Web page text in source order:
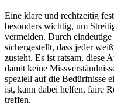
Eine klare und rechtzeitig
besonders wichtig, um
vermeiden. Durch
sichergestellt, dass jeder
zusteht. Es ist ratsam, diese
damit keine
speziell auf die Bedürfnisse
ist, kann dabei helfen, faire
treffen.